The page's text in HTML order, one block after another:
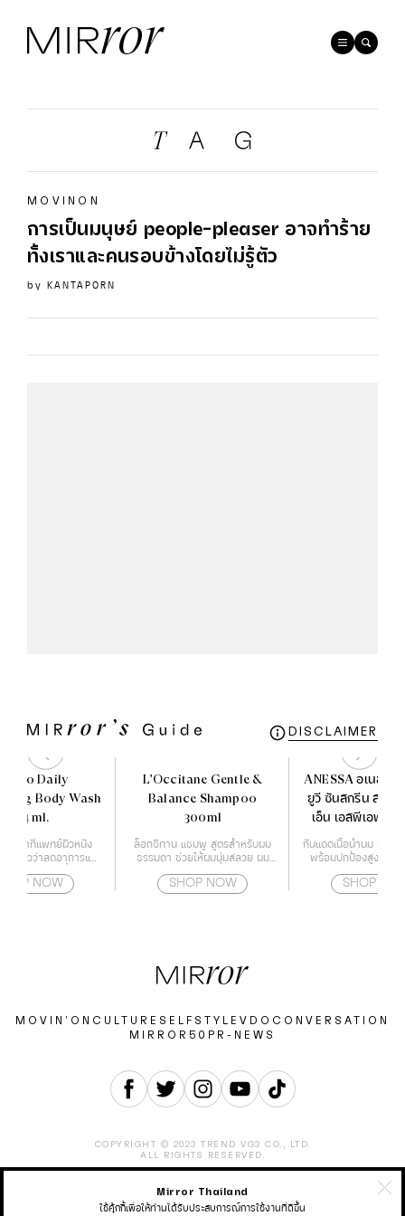
MOVINON
การเป็นมนุษย์ people-pleaser อาจทำร้าย
ทั้งเราและคนรอบข้างโดยไม่รู้ตัว
by KANTAPORN
DISCLAIMER
Daily
Body Wash
354 ml.
าบน้ำที่แพทย์ผิวหนัง
น์แล้วว่าลดอาการแห้ง
24 ชั่วโมง
NOW
L'Occitane Gentle &
Balance Shampoo
300ml
ล็อกซิทาน แชมพู สูตรสำหรับผม
ธรรมดา ช่วยให้ผมนุ่มสลวย ผม
SHOP NOW
ANESSA อเนสซ่า
ยูวี ซันสกรีน สกิน
เอ็น เอสพีเอฟ 50
กันแดดเนื้อน้ำนม บางเ
พร้อมปกป้องสูงสุดใน
SHOP
MOVIN’ON CULTURE SELF STYLE VDO CONVERSATION
MIRROR50 PR-NEWS
COPYRIGHT © 2023 TREND VG3 CO., LTD.
ALL RIGHTS RESERVED.
CAREERADVERTISEMENT
TERMS & CONDITION
PRIVACY POLICY
Mirror Thailand
ใช้คุ้กกี้เพื่อให้ท่านได้รับประสบการณ์การใช้งานที่ดีขึ้น